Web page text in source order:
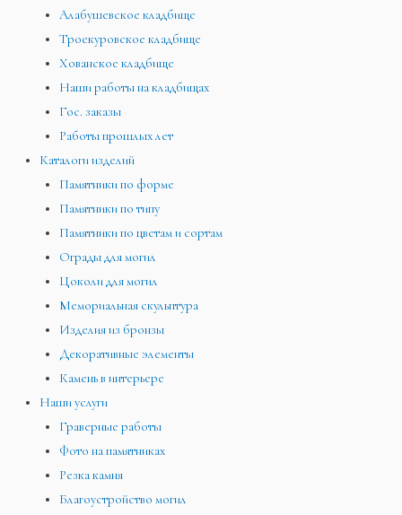
Алабушевское кладбище
Троекуровское кладбище
Хованское кладбище
Наши работы на кладбищах
Гос. заказы
Работы прошлых лет
Каталоги изделий
Памятники по форме
Памятники по типу
Памятники по цветам и сортам
Ограды для могил
Цоколи для могил
Мемориальная скульптура
Изделия из бронзы
Декоративные элементы
Камень в интерьере
Наши услуги
Граверные работы
Фото на памятниках
Резка камня
Благоустройство могил